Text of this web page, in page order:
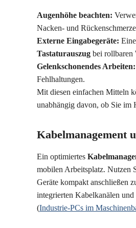
Augenhöhe beachten:
Nacken- und
Externe Eingabegeräte:
Tastaturauszug bei rollbaren
Gelenkschonendes Arbeiten:
Fehlhaltungen.
Mit diesen einfachen Mitteln
unabhängig davon, ob Sie im
Kabelmanagement
Ein optimiertes
mobilen Arbeitsplatz. Nutzen
Geräte kompakt anschließen
integrierten Kabelkanälen
(Industrie-PCs im